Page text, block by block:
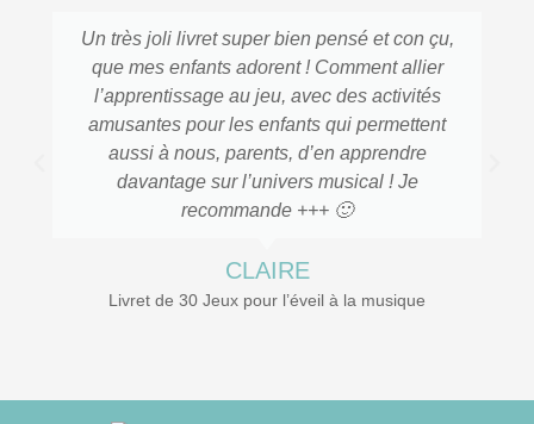
Un très joli livret super bien pensé et con çu,
que mes enfants adorent ! Comment allier
l’apprentissage au jeu, avec des activités
amusantes pour les enfants qui permettent
aussi à nous, parents, d’en apprendre
davantage sur l’univers musical ! Je
recommande +++ 🙂
CLAIRE
Livret de 30 Jeux pour l’éveil à la musique